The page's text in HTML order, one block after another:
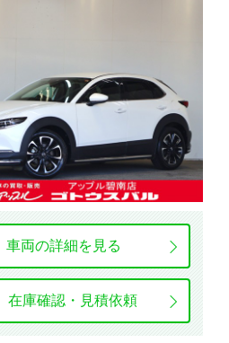
車両の詳細を見る
在庫確認・見積依頼